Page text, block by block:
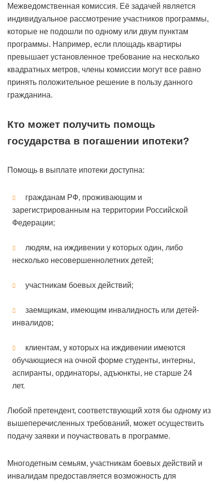
Межведомственная комиссия. Её задачей является
индивидуальное рассмотрение участников программы,
которые не подошли по одному или двум пунктам
программы. Например, если площадь квартиры
превышает установленное требование на несколько
квадратных метров, члены комиссии могут все равно
принять положительное решение в пользу данного
гражданина.
Кто может получить помощь
государства в погашении ипотеки?
Помощь в выплате ипотеки доступна:
гражданам РФ, проживающим и
зарегистрированным на территории Российской
Федерации;
людям, на иждивении у которых один, либо
несколько несовершеннолетних детей;
участникам боевых действий;
заемщикам, имеющим инвалидность или детей-
инвалидов;
клиентам, у которых на иждивении имеются
обучающиеся на очной форме студенты, интерны,
аспиранты, ординаторы, адъюнкты, не старше 24
лет.
Любой претендент, соответствующий хотя бы одному из
вышеперечисленных требований, может осуществить
подачу заявки и поучаствовать в программе.
Многодетным семьям, участникам боевых действий и
инвалидам предоставляется возможность для